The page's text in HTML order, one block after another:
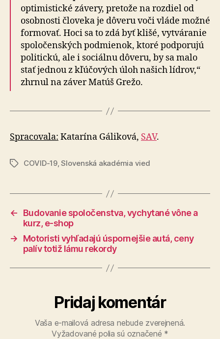
optimistické závery, pretože na rozdiel od
osobnosti človeka je dôveru voči vláde možné
formovať. Hoci sa to zdá byť klišé, vytváranie
spoločenských podmienok, ktoré podporujú
politickú, ale i sociálnu dôveru, by sa malo
stať jednou z kľúčových úloh našich lídrov,“
zhrnul na záver Matúš Grežo.
Spracovala: Katarína Gáliková, SAV.
ZnačkyCOVID-19,Slovenská akadémia vied
←
Budovanie spoločenstva, vychytané vône a
kurz, e-shop
→
Motoristi vyhľadajú úspornejšie autá, ceny
palív totiž lámu rekordy
Pridaj komentár
Vaša e-mailová adresa nebude zverejnená.
Vyžadované polia sú označené *